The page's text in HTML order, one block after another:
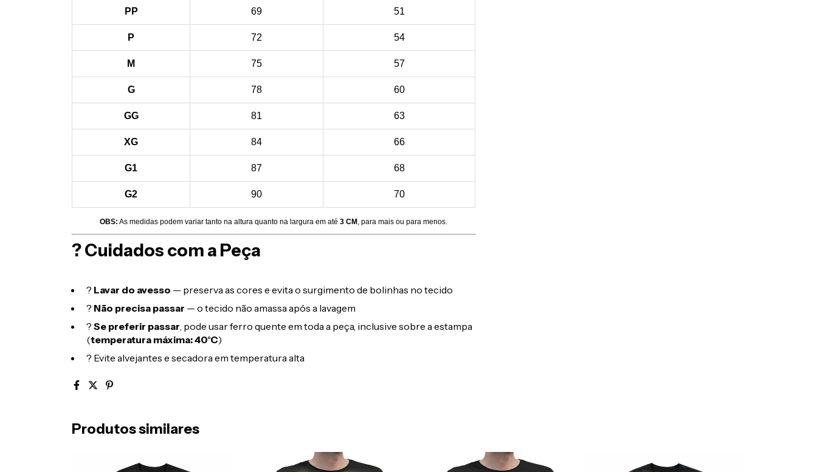
PP 69 51
P 72 54
M 75 57
G 78 60
GG 81 63
XG 84 66
G1 87 68
G2 90 70
OBS: As medidas podem variar tanto na altura quanto na largura em até3 CM , para mais ou para menos.
? Cuidados com a Peça
? Lavar do avesso — preserva as cores e evita o surgimento de bolinhas no tecido
? Não precisa passar — o tecido não amassa após a lavagem
? Se preferir passar, pode usar ferro quente em toda a peça, inclusive sobre a estampa
(temperatura máxima: 40°C)
? Evite alvejantes e secadora em temperatura alta
Produtos similares